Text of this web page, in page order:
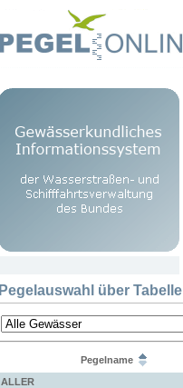
Pegelauswahl über Tabelle
Pegelname
ALLER